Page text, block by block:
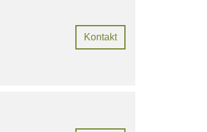
Kontakt